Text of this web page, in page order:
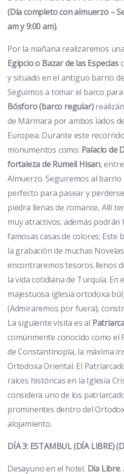
(Día completo con almuerzo –
am y 9:00 am).
Por la mañana realizaremos
Egipcio o Bazar de las Especias
y situado en el antiguo barrio de
Seguimos a tomar el barco
Bósforo (barco regular)
de Mármara por ambos lados
Europea. Durante este
monumentos como: Palacio de
fortaleza de Rumeli Hisarı,
Almuerzo. Seguiremos al
perfecto para pasear y
piedra llenas de romance, Allí
muy atractivos; además podrán
famosas casas de colores; Este
la grabación de muchas
encontraremos tesoros llenos
la vida cotidiana de Turquía. En
majestuosa iglesia ortodoxa
(Admiraremos por fuera),
La siguiente visita es al
comúnmente conocido como el
de Constantinopla, la máxima
Ortodoxa Oriental. El
raíces históricas en la Iglesia
considera uno de los
prominentes dentro del
alojamiento.
DÍA 3: ESTAMBUL (DÍA LIBRE)
Desayuno en el hotel. Día Libre.